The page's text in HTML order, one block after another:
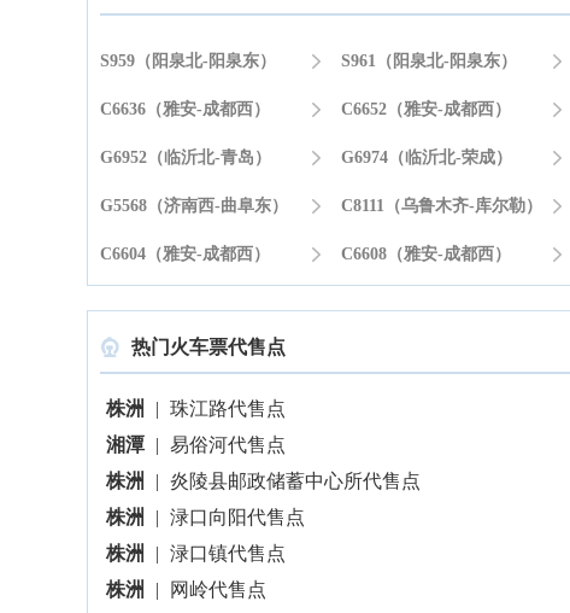
S959（阳泉北-阳泉东）  S961（阳泉北-阳泉东） 
C6636（雅安-成都西）  C6652（雅安-成都西） 
G6952（临沂北-青岛）  G6974（临沂北-荣成） 
G5568（济南西-曲阜东）  C8111（乌鲁木齐-库尔勒） 
C6604（雅安-成都西）  C6608（雅安-成都西） 
 热门火车票代售点
株洲 | 珠江路代售点
湘潭 | 易俗河代售点
株洲
| 炎陵县邮政储蓄中心所代售点
株洲
| 渌口向阳代售点
株洲
| 渌口镇代售点
株洲
| 网岭代售点